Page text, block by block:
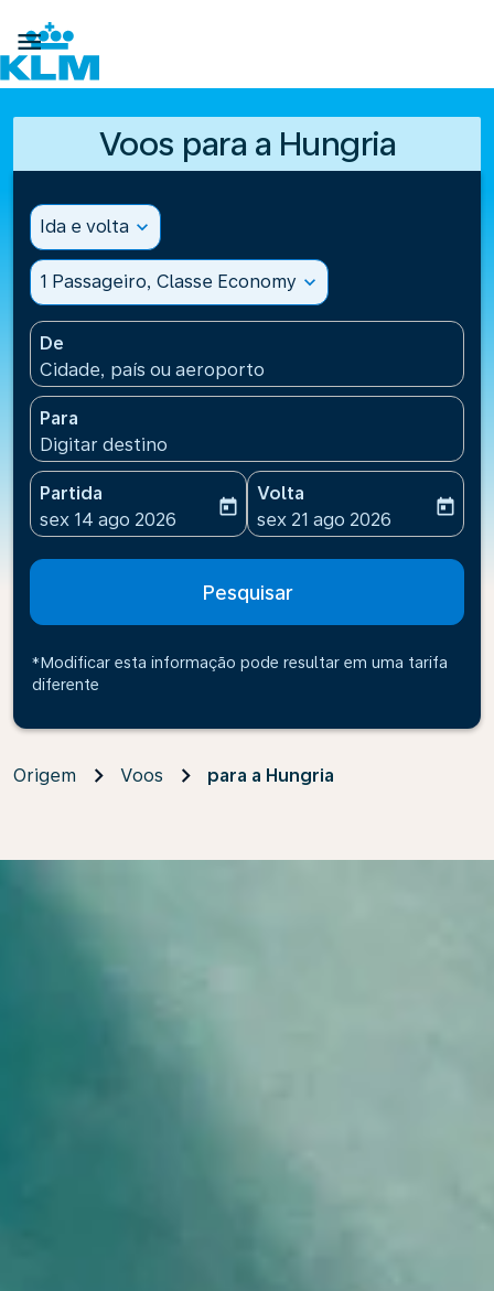

Voos para a Hungria
Ida e volta expand_more
1 Passageiro, Classe Economy expand_more
De
Cidade, país ou aeroporto
Para
Digitar destino
Partida
fc-booking-departure-date-aria-label
sex 14 ago 2026
today
Volta
fc-booking-return-date-
sex 21 ago 2026
today
Pesquisar
*Modificar esta informação pode resultar em uma tarifa
diferente
Origem Voos para a Hungria